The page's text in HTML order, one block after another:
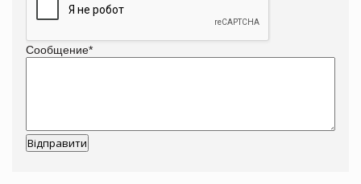
Сообщение*